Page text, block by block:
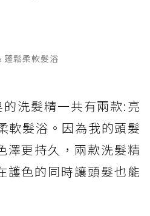
鬆柔軟髮浴
洗髮精一共有兩款:亮
軟髮浴。因為我的頭髮
澤更持久，兩款洗髮精
護色的同時讓頭髮也能